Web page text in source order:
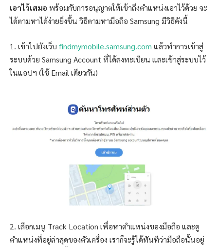
เอาไว้เสมอ พร้อมกับการอนุญาตให้เข้าถึงตำแหน่งเอาไว้ด้วย จะ
ได้ตามหาได้ง่ายยิ่งขึ้น วิธีตามหามือถือ Samsung มีวิธีดังนี้
1. เข้าไปยังเว็บ findmymobile.samsung.com แล้วทำการเข้าสู่
ระบบด้วย Samsung Account ที่ได้ลงทะเบียน และเข้าสู่ระบบไว้
ในแอปฯ (ใช้ Email เดียวกัน)
2. เลือกเมนู Track Location เพื่อหาตำแหน่งของมือถือ และดู
ตำแหน่งที่อยู่ล่าสุดของตัวเครื่อง เราก็จะรู้ได้ทันทีว่ามือถือนั้นอยู่